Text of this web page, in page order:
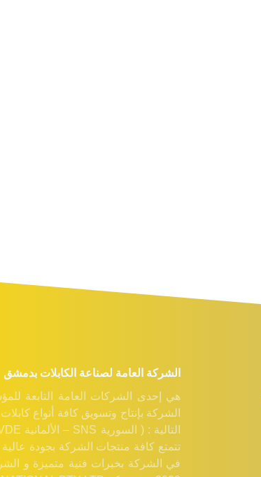
الشركة العامة لصناعة الكابلات بدمشق
هي إحدى الشركات العامة التابعة
تتمتع كافة منتجات الشركة بجودة